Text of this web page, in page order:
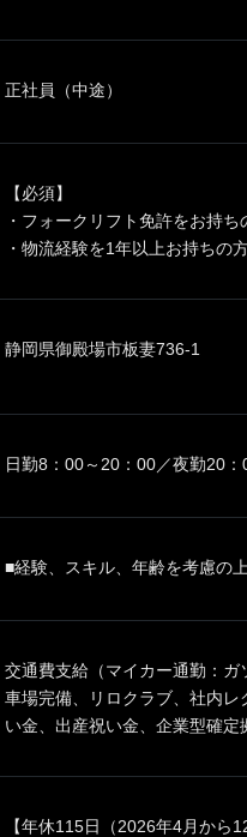
正社員（中途）
【必須】
・フォークリフト免許をお持ち
・物流経験を1年以上お持ちの
静岡県御殿場市板妻736-1
日勤8：00～20：00／夜勤20
■経験、スキル、年齢を考慮の
交通費支給（マイカー通勤：
車場完備、リロクラブ、社内
い金、出産祝い金、企業型確
【年休115日（2026年4月から